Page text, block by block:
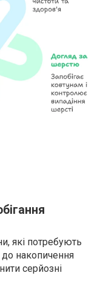
які потребують
до накопичення
серйозні